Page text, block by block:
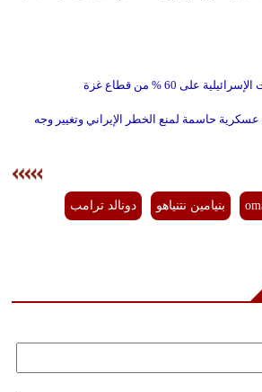
على 60 % من قطاع غزة
حاسمة لمنع الخطر الإيراني وتغيير وجه
بنيامين نتنياهو دونالد ترامب